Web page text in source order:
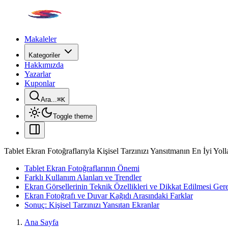
Makaleler
Kategoriler
Hakkımızda
Yazarlar
Kuponlar
Ara...⌘K
Toggle theme
Tablet Ekran Fotoğraflarıyla Kişisel Tarzınızı Yansıtmanın En İyi
Tablet Ekran Fotoğraflarının Önemi
Farklı Kullanım Alanları ve Trendler
Ekran Görsellerinin Teknik Özellikleri ve Dikkat Edilmesi
Ekran Fotoğrafı ve Duvar Kağıdı Arasındaki Farklar
Sonuç: Kişisel Tarzınızı Yansıtan Ekranlar
Ana Sayfa